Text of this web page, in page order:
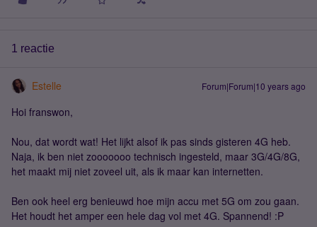
1 reactie
Estelle Forum|Forum|10 years ago
Hoi franswon,
Nou, dat wordt wat! Het lijkt alsof ik pas sinds gisteren 4G heb.
Naja, ik ben niet zooooooo technisch ingesteld, maar 3G/4G/8G,
het maakt mij niet zoveel uit, als ik maar kan internetten.
Ben ook heel erg benieuwd hoe mijn accu met 5G om zou gaan.
Het houdt het amper een hele dag vol met 4G. Spannend! :P